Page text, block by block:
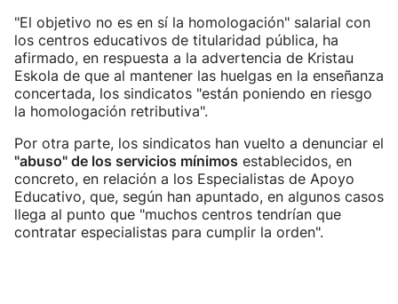
"El objetivo no es en sí la homologación" salarial con
los centros educativos de titularidad pública, ha
afirmado, en respuesta a la advertencia de Kristau
Eskola de que al mantener las huelgas en la enseñanza
concertada, los sindicatos "están poniendo en riesgo
la homologación retributiva".
Por otra parte, los sindicatos han vuelto a denunciar el
"abuso" de los servicios mínimos establecidos, en
concreto, en relación a los Especialistas de Apoyo
Educativo, que, según han apuntado, en algunos casos
llega al punto que "muchos centros tendrían que
contratar especialistas para cumplir la orden".